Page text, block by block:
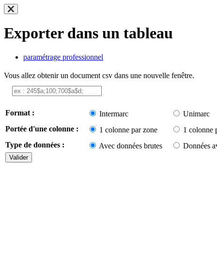
Exporter dans un tableau
paramétrage professionnel
Vous allez obtenir un document csv dans une nouvelle fenêtre.
Format : Intermarc
Unimarc
Portée d'une colonne :
1 colonne par zone
1 colonne
Type de données :
Avec données brutes Données